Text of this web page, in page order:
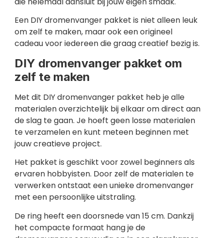
Een DIY dromenvanger pakket is niet alleen leuk
om zelf te maken, maar ook een origineel
cadeau voor iedereen die graag creatief bezig is.
DIY dromenvanger pakket om
zelf te maken
Met dit DIY dromenvanger pakket heb je alle
materialen overzichtelijk bij elkaar om direct aan
de slag te gaan. Je hoeft geen losse materialen
te verzamelen en kunt meteen beginnen met
jouw creatieve project.
Het pakket is geschikt voor zowel beginners als
ervaren hobbyisten. Door zelf de materialen te
verwerken ontstaat een unieke dromenvanger
met een persoonlijke uitstraling.
De ring heeft een doorsnede van 15 cm. Dankzij
het compacte formaat hang je de